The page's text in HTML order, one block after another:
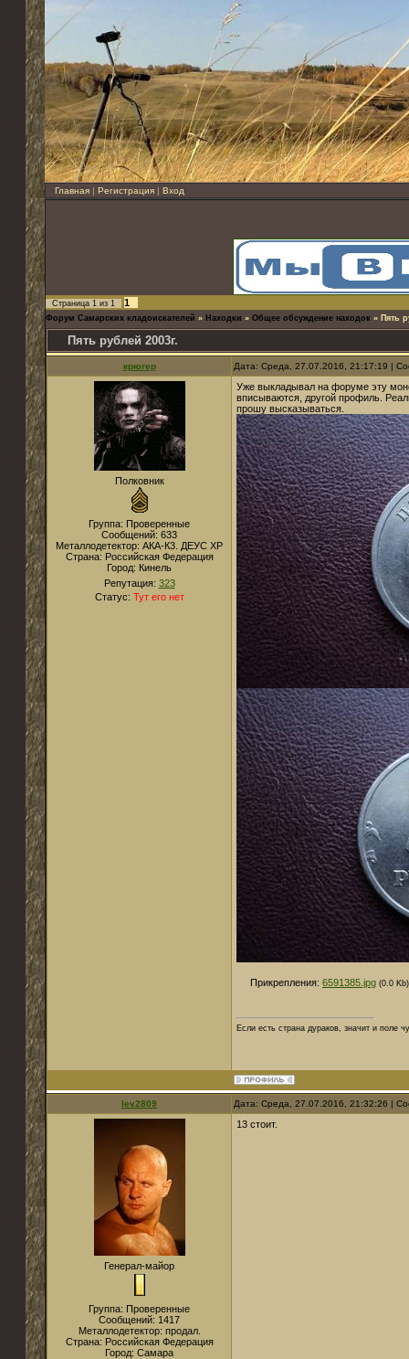
Главная | Регистрация | Вход
Страница 1 из 1 1
Форум Самарских кладоискателей » Находки » Общее обсуждение находок » Пять
Пять рублей 2003г.
крюгер Дата: Среда, 27.07.2016, 21:17:19 |
Полковник
Группа: Проверенные
Сообщений: 633
Металлодетектор: АКА-К3. ДЕУС XP
Страна: Российская Федерация
Город: Кинель
Репутация: 323
Статус: Тут его нет
Уже выкладывал на форуме эту
вписываются, другой профиль.
прошу высказываться.
Прикрепления: 6591385.jpg (0.0 Kb)
Если есть страна дураков, значит и поле
lev2809 Дата: Среда, 27.07.2016, 21:32:26 |
Генерал-майор
Группа: Проверенные
Сообщений: 1417
Металлодетектор: продал.
Страна: Российская Федерация
Город: Самара
13 стоит.